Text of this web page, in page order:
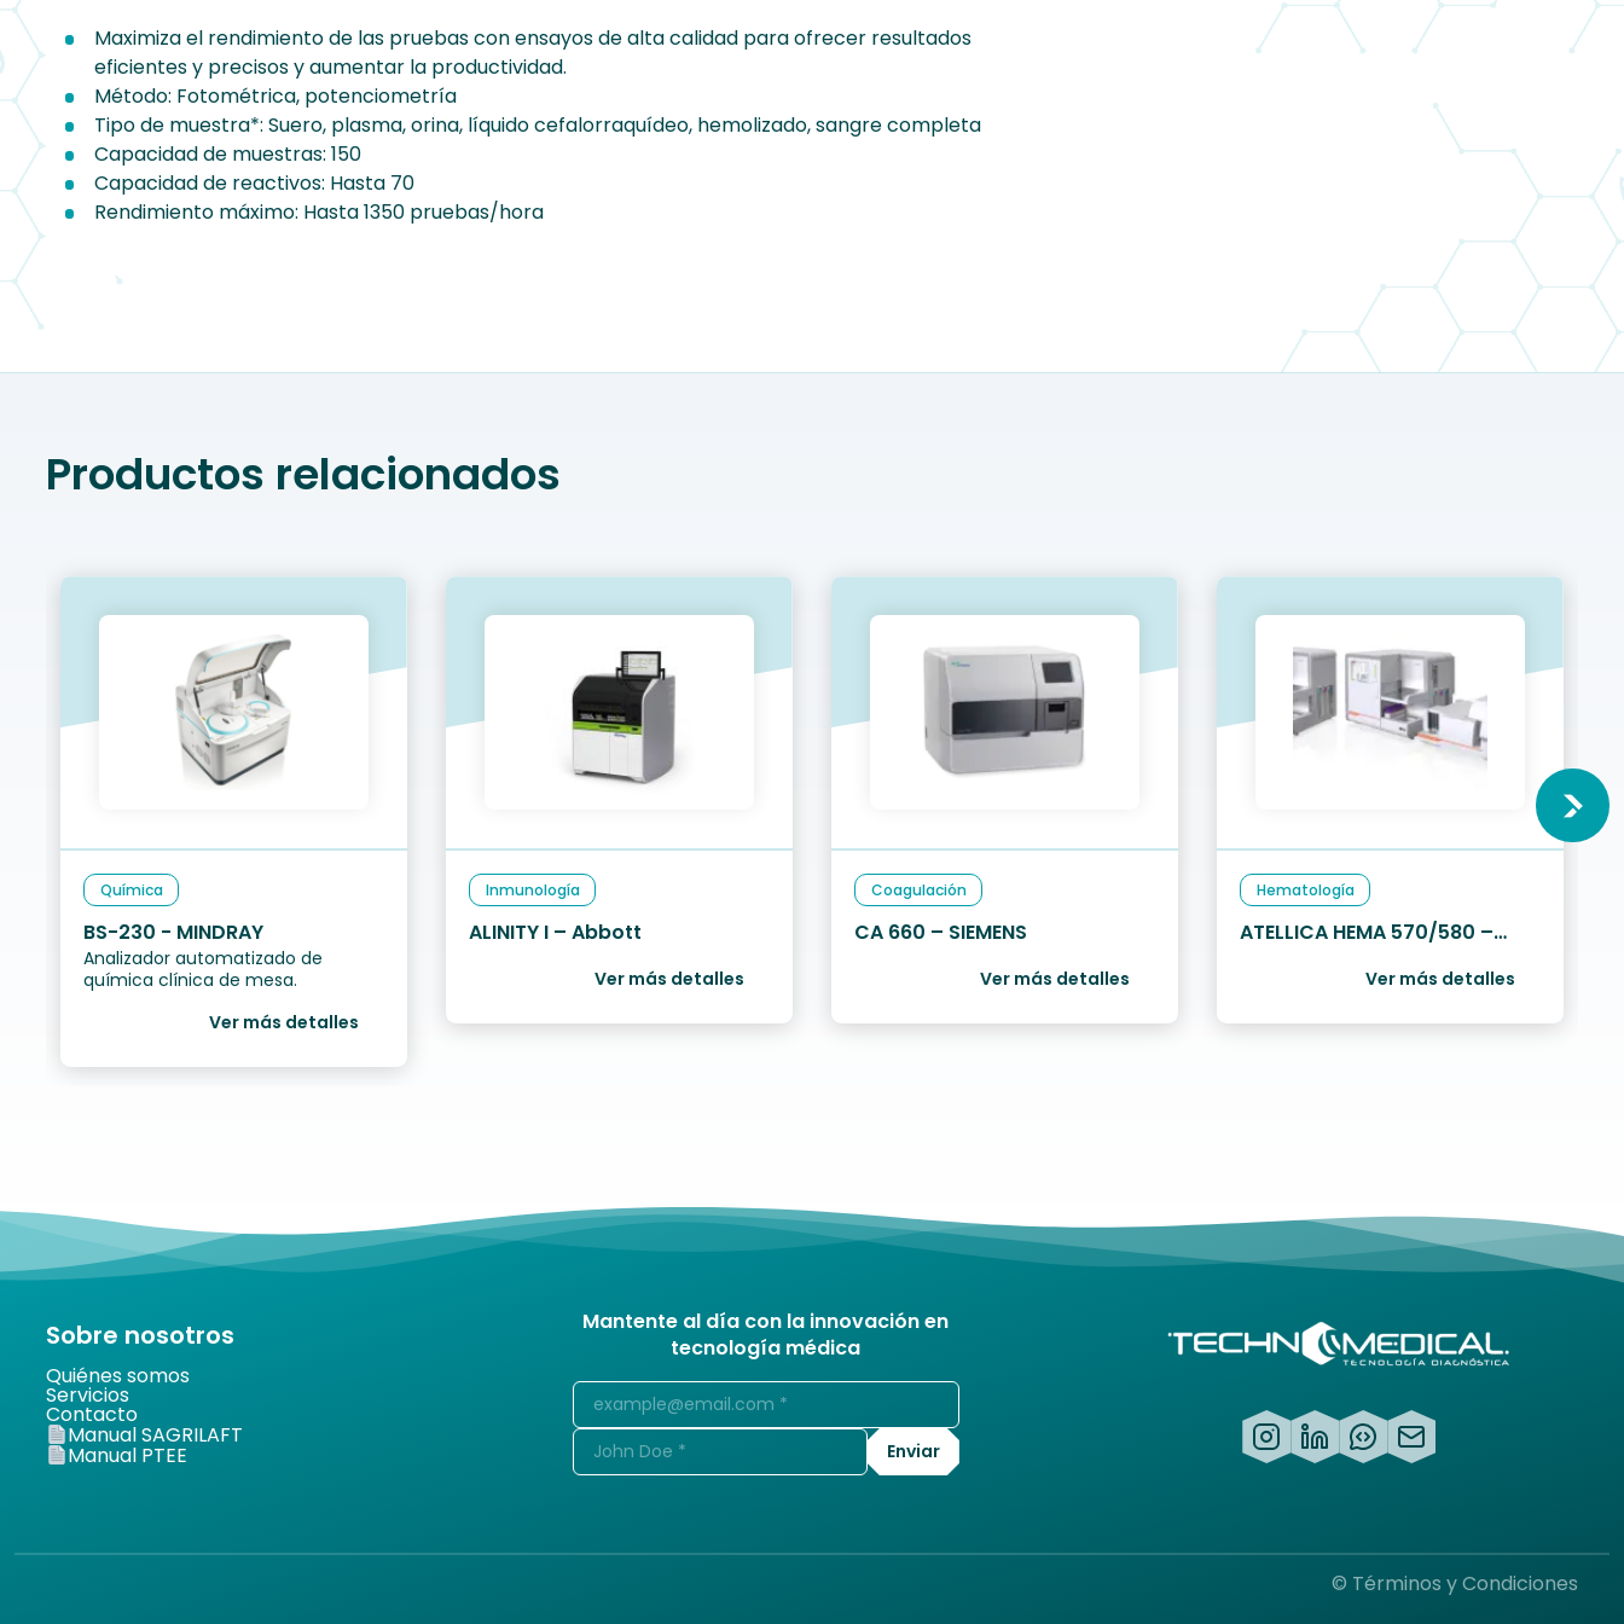
Maximiza el rendimiento de las pruebas con ensayos de alta calidad para ofrecer resultados
eficientes y precisos y aumentar la productividad.
Método: Fotométrica, potenciometría
Tipo de muestra*: Suero, plasma, orina, líquido cefalorraquídeo, hemolizado, sangre completa
Capacidad de muestras: 150
Capacidad de reactivos: Hasta 70
Rendimiento máximo: Hasta 1350 pruebas/hora
Productos relacionados
Química
BS-230 - MINDRAY
Analizador automatizado de
química clínica de mesa.
Ver más detalles
Inmunología
ALINITY I – Abbott
Ver más detalles
Coagulación
CA 660 – SIEMENS
Ver más detalles
Hematología
ATELLICA HEMA 570/580 –
Ver más detalles
Sobre nosotros
Quiénes somos
Servicios
Contacto
Manual SAGRILAFT
Manual PTEE
Mantente al día con la innovación en
tecnología médica
© Términos y Condiciones